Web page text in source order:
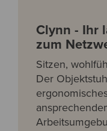
Clynn - Ihr
zum
Sitzen,
Der